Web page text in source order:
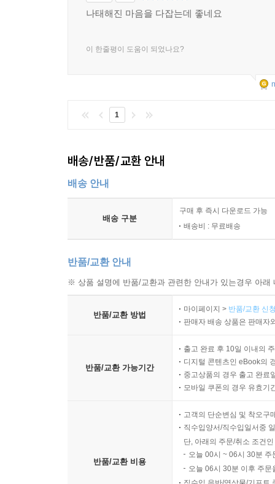
나태해진 마음을 다잡는데 좋네요
이 한줄평이 도움이 되었나요?
1
배송/반품/교환 안내
배송 안내
배송 구분
구매 후 즉시 다운로드 가능
배송비 : 무료배송
반품/교환 안내
※ 상품 설명에 반품/교환과 관련한 안내가 있는경우 아
반품/교환 방법
마이페이지 > 반품/교환 신
판매자 배송 상품은 판매자
반품/교환 가능기간
출고 완료 후 10일 이내의
디지털 콘텐츠인 eBook의
중고상품의 경우 출고 완료
모바일 쿠폰의 경우 유효기
반품/교환 비용
고객의 단순변심 및 착오구
직수입양서/직수입일서중
단, 아래의 주문/취소 조건
오늘 00시 ~ 06시 30분
오늘 06시 30분 이후 주